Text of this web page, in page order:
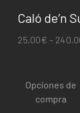
Caló de’n
25,00€ -
Opciones de
compra